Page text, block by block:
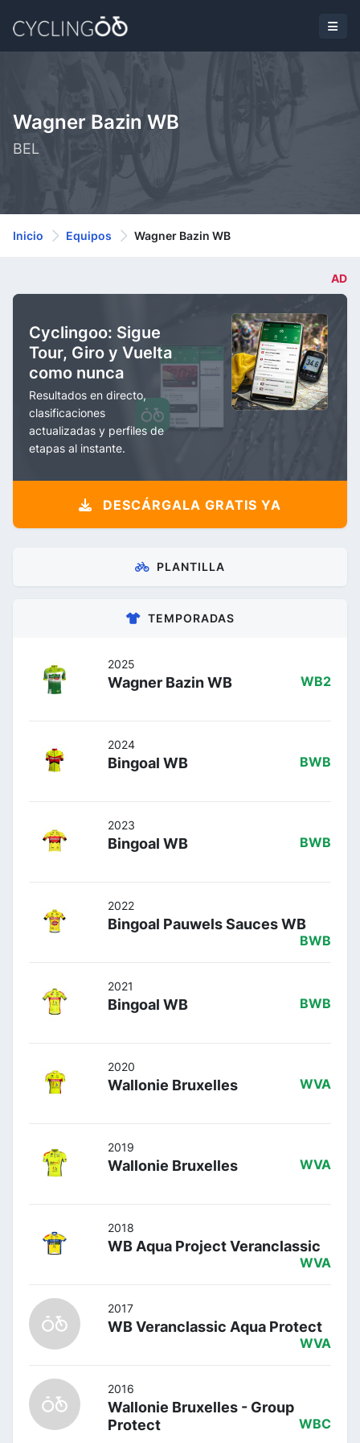
Wagner Bazin WB
BEL
Inicio Equipos Wagner Bazin WB
AD
Cyclingoo: Sigue
Tour, Giro y Vuelta
como nunca
Resultados en directo,
clasificaciones
actualizadas y perfiles de
etapas al instante.
DESCÁRGALA GRATIS YA
PLANTILLA
TEMPORADAS
2025
Wagner Bazin WB WB2
2024
Bingoal WB BWB
2023
Bingoal WB BWB
2022
Bingoal Pauwels Sauces WB
BWB
2021
Bingoal WB BWB
2020
Wallonie Bruxelles WVA
2019
Wallonie Bruxelles WVA
2018
WB Aqua Project Veranclassic
WVA
2017
WB Veranclassic Aqua Protect
WVA
2016
Wallonie Bruxelles - Group
Protect
WBC